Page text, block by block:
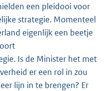
een pleidooi voor
strategie. Momenteel
eigenlijk een beetje
Is de Minister het met
er een rol in zou
lijn in te brengen? Er